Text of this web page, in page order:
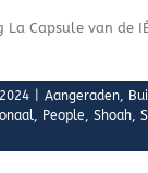
La Capsule van de
Aangeraden,
, People, Shoah,